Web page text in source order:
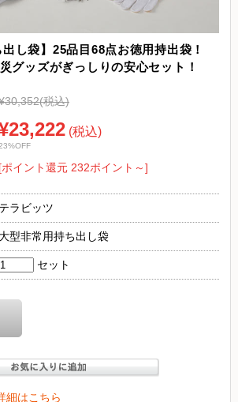
出し袋】25品目68点お徳用持出袋！
グッズがぎっしりの安心セット！
(税込)
(税込)
[ポイント還元 232ポイント～]
テラビッツ
大型非常用持ち出し袋
セット
細はこちら